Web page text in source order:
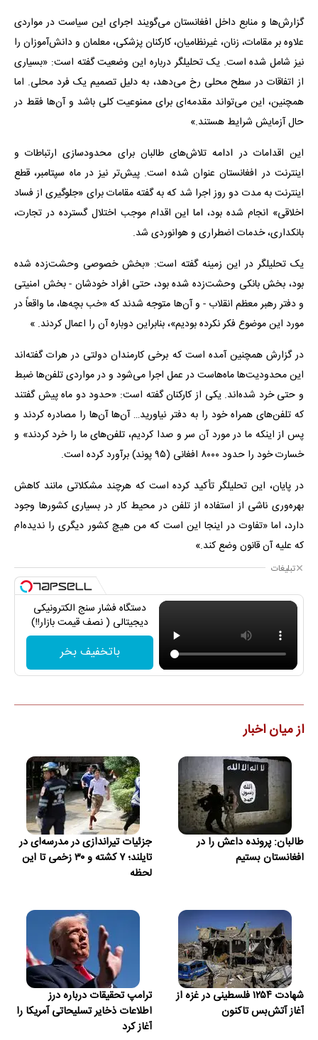
گزارش‌ها و منابع داخل افغانستان می‌گویند اجرای این سیاست در مواردی
علاوه بر مقامات، زنان، غیرنظامیان، کارکنان پزشکی، معلمان و دانش‌آموزان را
نیز شامل شده است. یک تحلیلگر درباره این وضعیت گفته است: «بسیاری
از اتفاقات در سطح محلی رخ می‌دهد، به دلیل تصمیم یک فرد محلی. اما
همچنین، این می‌تواند مقدمه‌ای برای ممنوعیت کلی باشد و آن‌ها فقط در
حال آزمایش شرایط هستند.»
این اقدامات در ادامه تلاش‌های طالبان برای محدودسازی ارتباطات و
اینترنت در افغانستان عنوان شده است. پیش‌تر نیز در ماه سپتامبر، قطع
اینترنت به مدت دو روز اجرا شد که به گفته مقامات برای «جلوگیری از فساد
اخلاقی» انجام شده بود، اما این اقدام موجب اختلال گسترده در تجارت،
بانکداری، خدمات اضطراری و هوانوردی شد.
یک تحلیلگر در این زمینه گفته است: «بخش خصوصی وحشت‌زده شده
بود، بخش بانکی وحشت‌زده شده بود، حتی افراد خودشان - بخش امنیتی
و دفتر رهبر معظم انقلاب - و آن‌ها متوجه شدند که «خب بچه‌ها، ما واقعاً در
مورد این موضوع فکر نکرده بودیم»، بنابراین دوباره آن را اعمال کردند. »
در گزارش همچنین آمده است که برخی کارمندان دولتی در هرات گفته‌اند
این محدودیت‌ها ماه‌هاست در عمل اجرا می‌شود و در مواردی تلفن‌ها ضبط
و حتی خرد شده‌اند. یکی از کارکنان گفته است: «حدود دو ماه پیش گفتند
که تلفن‌های همراه خود را به دفتر نیاورید… آن‌ها آن‌ها را مصادره کردند و
پس از اینکه ما در مورد آن سر و صدا کردیم، تلفن‌های ما را خرد کردند» و
خسارت خود را حدود ۸۰۰۰ افغانی (۹۵ پوند) برآورد کرده است.
در پایان، این تحلیلگر تأکید کرده است که هرچند مشکلاتی مانند کاهش
بهره‌وری ناشی از استفاده از تلفن در محیط کار در بسیاری کشورها وجود
دارد، اما «تفاوت در اینجا این است که من هیچ کشور دیگری را ندیده‌ام
که علیه آن قانون وضع کند.»
تبلیغات
دستگاه فشار سنج الکترونیکی
دیجیتالی ( نصف قیمت بازار!!)
باتخفیف بخر
از میان اخبار
طالبان: پرونده داعش را در
افغانستان بستیم
جزئیات تیراندازی در مدرسه‌ای در
تایلند؛ ۷ کشته و ۳۰ زخمی تا این
لحظه
شهادت ۱۲۵۴ فلسطینی در غزه از
آغاز آتش‌بس تاکنون
ترامپ تحقیقات درباره درز
اطلاعات ذخایر تسلیحاتی آمریکا را
آغاز کرد